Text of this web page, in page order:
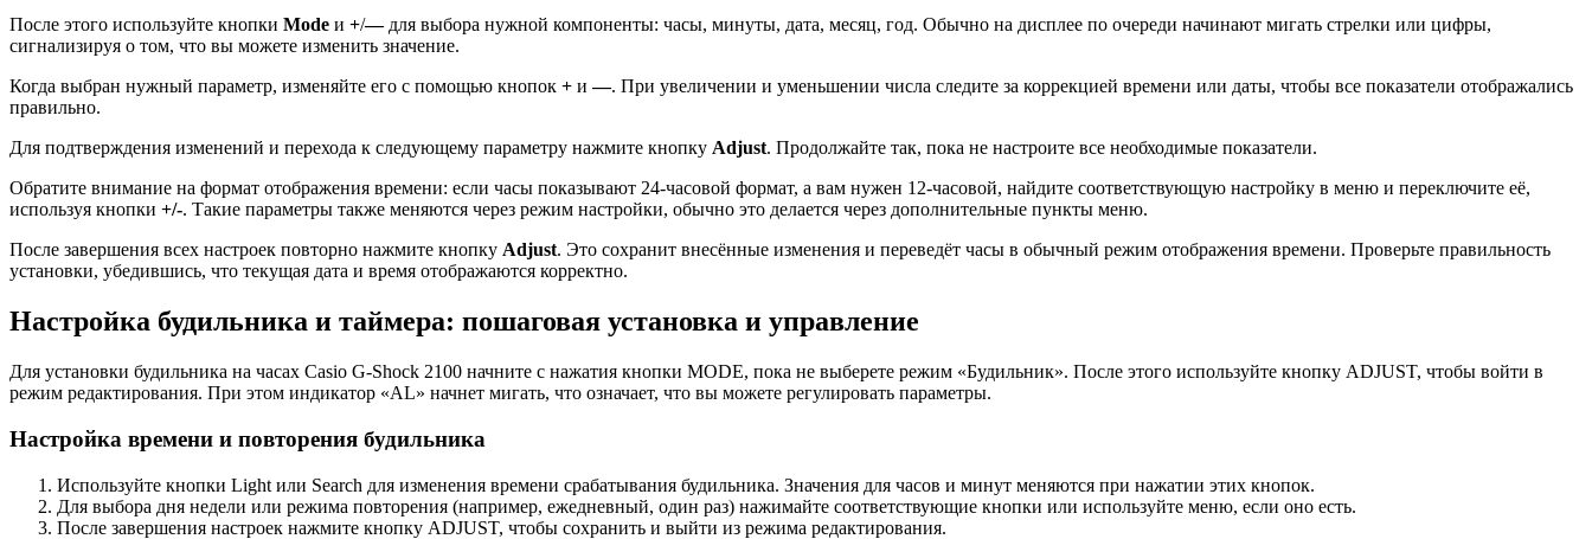
После этого используйте кнопки Mode и +/—для выбора нужной компоненты: часы, минуты, дата, месяц, год. Обычно на дисплее по очереди начинают мигать стрелки или цифры,
сигнализируя о том, что вы можете изменить значение.
Когда выбран нужный параметр, изменяйте его с помощью кнопок + и—. При увеличении и уменьшении числа следите за коррекцией времени или даты, чтобы все показатели отображались
правильно.
Для подтверждения изменений и перехода к следующему параметру нажмите кнопку Adjust. Продолжайте так, пока не настроите все необходимые показатели.
Обратите внимание на формат отображения времени: если часы показывают 24-часовой формат, а вам нужен 12-часовой, найдите соответствующую настройку в меню и переключите её,
используя кнопки +/-. Такие параметры также меняются через режим настройки, обычно это делается через дополнительные пункты меню.
После завершения всех настроек повторно нажмите кнопку Adjust. Это сохранит внесённые изменения и переведёт часы в обычный режим отображения времени. Проверьте правильность
установки, убедившись, что текущая дата и время отображаются корректно.
Настройка будильника и таймера: пошаговая установка и управление
Для установки будильника на часах Casio G-Shock 2100 начните с нажатия кнопки MODE, пока не выберете режим «Будильник». После этого используйте кнопку ADJUST, чтобы войти в
режим редактирования. При этом индикатор «AL» начнет мигать, что означает, что вы можете регулировать параметры.
Настройка времени и повторения будильника
Используйте кнопки Light или Search для изменения времени срабатывания будильника. Значения для часов и минут меняются при нажатии этих кнопок.
Для выбора дня недели или режима повторения (например, ежедневный, один раз) нажимайте соответствующие кнопки или используйте меню, если оно есть.
После завершения настроек нажмите кнопку ADJUST, чтобы сохранить и выйти из режима редактирования.